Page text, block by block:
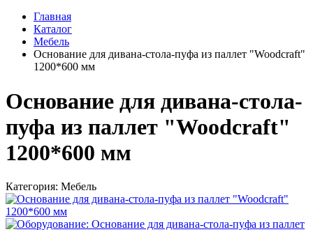
Главная
Каталог
Мебель
Основание для дивана-стола-пуфа из паллет "Woodcraft"
1200*600 мм
Основание для дивана-стола-
пуфа из паллет "Woodcraft"
1200*600 мм
Категория: Мебель